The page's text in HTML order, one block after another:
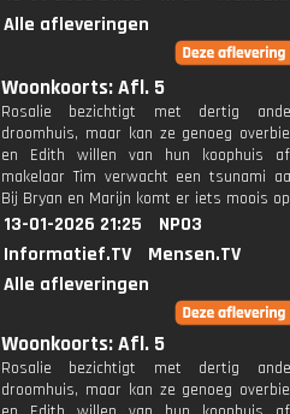
Alle afleveringen
Woonkoorts: Afl. 5
Rosalie bezichtigt met dertig
droomhuis, maar kan ze genoeg
en Edith willen van hun koophuis
makelaar Tim verwacht een tsunami
Bij Bryan en Marijn komt er iets moois
13-01-2026 21:25
NPO3
Informatief.TV
Mensen.TV
Alle afleveringen
Woonkoorts: Afl. 5
Rosalie bezichtigt met dertig
droomhuis, maar kan ze genoeg